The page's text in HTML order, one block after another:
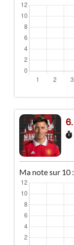
6
Ma note sur 10 :